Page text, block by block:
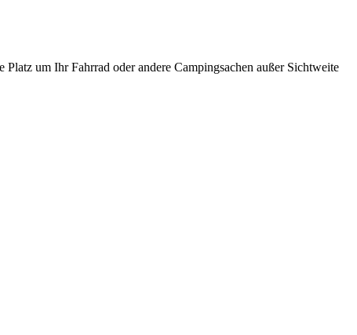
um Ihr Fahrrad oder andere Campingsachen außer Sichtweite